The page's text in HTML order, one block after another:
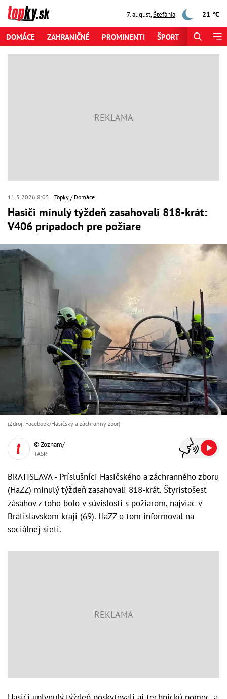
7. august,Štefánia 21 °C
DOMÁCE ZAHRANIČNÉ PROMINENTI ŠPORT
11.5.2026 8:05 Topky Domáce
Hasiči minulý týždeň zasahovali 818-krát:
V406 prípadoch pre požiare
(Zdroj: Facebook/Hasičský a záchranný zbor )
© Zoznam/
TASR
BRATISLAVA - Príslušníci Hasičského a záchranného zboru
(HaZZ) minulý týždeň zasahovali 818-krát. Štyristošesť
zásahov z toho bolo v súvislosti s požiarom, najviac v
Bratislavskom kraji (69). HaZZ o tom informoval na
sociálnej sieti.